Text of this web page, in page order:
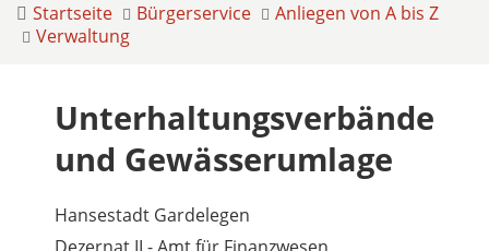
Startseite Bürgerservice
Anliegen von A bis Z
Verwaltung
Unterhaltungsverbände
und Gewässerumlage
Hansestadt Gardelegen
Dezernat II - Amt für Finanzwesen